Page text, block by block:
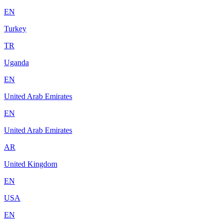
EN
Turkey
TR
Uganda
EN
United Arab Emirates
EN
United Arab Emirates
AR
United Kingdom
EN
USA
EN